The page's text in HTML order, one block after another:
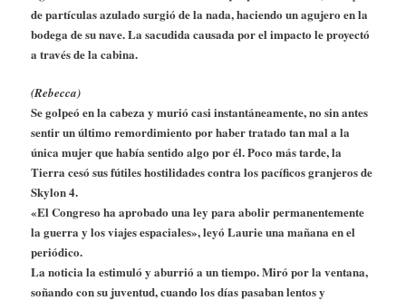
de partículas azulado surgió de la nada, haciendo un agujero en la
bodega de su nave. La sacudida causada por el impacto le proyectó
a través de la cabina.
(Rebecca)
Se golpeó en la cabeza y murió casi instantáneamente, no sin antes
sentir un último remordimiento por haber tratado tan mal a la
única mujer que había sentido algo por él. Poco más tarde, la
Tierra cesó sus fútiles hostilidades contra los pacíficos granjeros de
Skylon 4.
«El Congreso ha aprobado una ley para abolir permanentemente
la guerra y los viajes espaciales», leyó Laurie una mañana en el
periódico.
La noticia la estimuló y aburrió a un tiempo. Miró por la ventana,
soñando con su juventud, cuando los días pasaban lentos y